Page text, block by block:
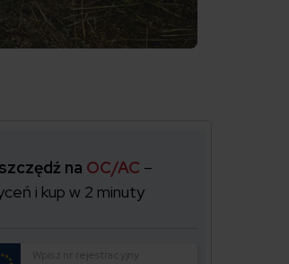
na OC/AC –
i kup w 2 minuty
Wpisz nr rejestracyjny